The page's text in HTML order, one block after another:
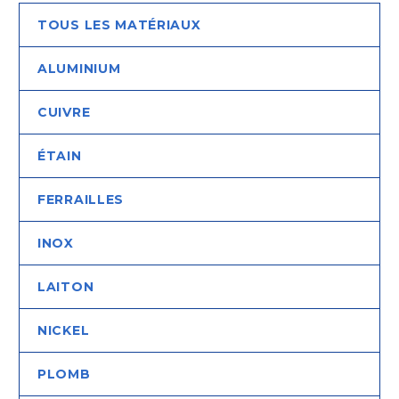
TOUS LES MATÉRIAUX
ALUMINIUM
CUIVRE
ÉTAIN
FERRAILLES
INOX
LAITON
NICKEL
PLOMB